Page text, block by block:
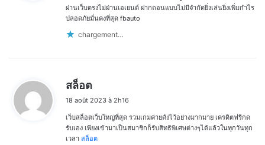
:
ผ่านเว็บตรงไม่ผ่านเอเยนต์ ฝากถอนแบบไม่มีจำกัดยิ่งเล่นยิ่งเพิ่มกำไร
ปลอดภัยมั่นคงที่สุด fbauto
chargement…
สล็อต
t
:
18 août 2023 à 2h16
เว็บสล็อตเว็บใหญ่ที่สุด รวมเกมค่ายดังไว้อย่างมากมาย เครดิตฟรีกด
รับเอง เพียงเข้ามาเป็นสมาชิกก็รับสิทธิพิเศษต่างๆได้แล้วในทุกวันทุก
เวลา สล็อต